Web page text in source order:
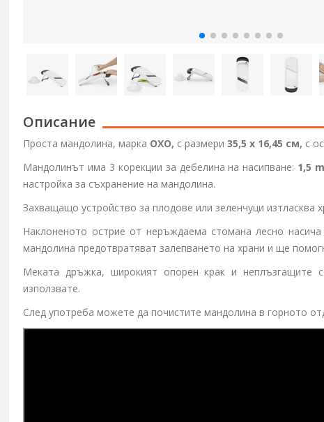
Описание
Проста мандолина, марка OXO, с размери35,5 x 16,45 см, с
Мандолинът има 3 корекции за дебелина на насипване: 1,5
настройка за съхранение на мандолина.
Захващащо устройство за плодове или зеленчуци изтласква
Наклоненото острие от неръждаема стомана лесно
мандолина предотвратяват залепването на храни и ще
Меката дръжка, широкият опорен крак и неплъзгащите
използвате.
След употреба можете да почистите мандолина в горното